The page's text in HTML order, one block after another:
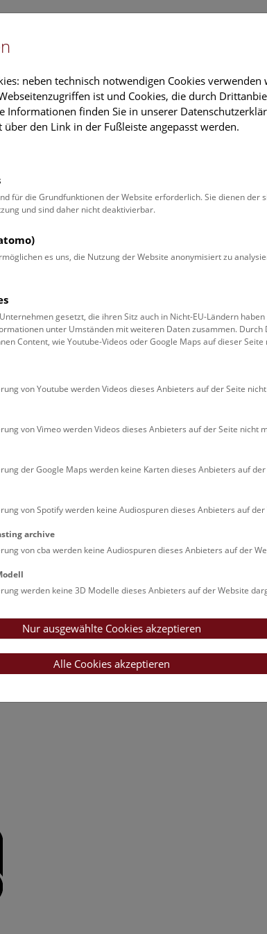
Führungen & Aktivitäten Deck 50
finden Sie
(0)
(0)
Führungen &
Kulinarik &
ist das NHM Wien in der Regel geschlossen.
neben technisch notwendigen Cookies verwenden
ist und Cookies, die durch
Informationen finden Sie in unserer
den Link in der Fußleiste angepasst werden.
für die Grundfunktionen der Website erforderlich. Sie dienen der
und sind daher nicht deaktivierbar.
es uns, die Nutzung der Website anonymisiert zu
gesetzt, die ihren Sitz auch in Nicht-EU-Ländern haben
unter Umständen mit weiteren Daten zusammen. Durch
Content, wie Youtube-Videos oder Google Maps auf dieser
von Youtube werden Videos dieses Anbieters auf der Seite
von Vimeo werden Videos dieses Anbieters auf der Seite nicht
der Google Maps werden keine Karten dieses Anbieters auf
von Spotify werden keine Audiospuren dieses Anbieters auf
archive
von cba werden keine Audiospuren dieses Anbieters auf der
werden keine 3D Modelle dieses Anbieters auf der Website
Nur ausgewählte Cookies akzeptieren
Alle Cookies akzeptieren